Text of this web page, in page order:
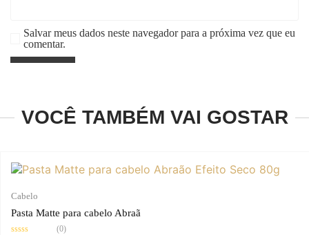
Salvar meus dados neste navegador para a próxima vez que eu
comentar.
VOCÊ TAMBÉM VAI GOSTAR
Cabelo
Pasta Matte para cabelo Abraã
(0)